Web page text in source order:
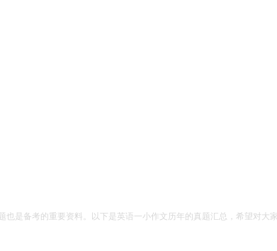
是备考的重要资料。以下是英语一小作文历年的真题汇总，希望对大